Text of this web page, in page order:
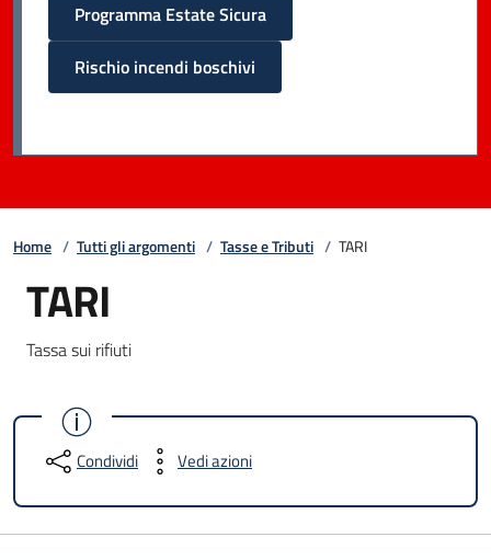
Programma Estate Sicura
Rischio incendi boschivi
Home / Tutti gli argomenti / Tasse e Tributi / TARI
TARI
Tassa sui rifiuti
Condividi Vedi azioni